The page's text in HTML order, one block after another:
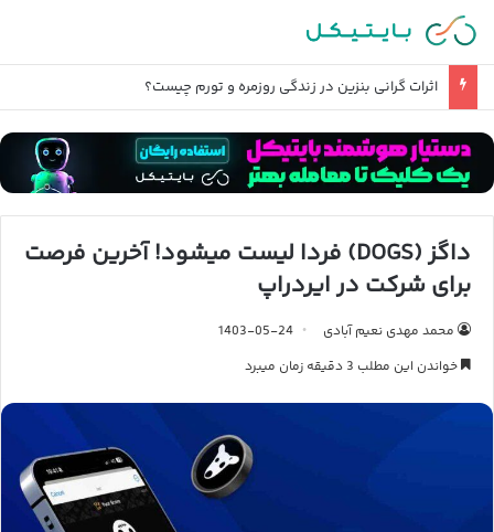
اثرات گرانی بنزین در زندگی روزمره و تورم چیست؟
داگز (DOGS) فردا لیست میشود! آخرین فرصت
برای شرکت در ایردراپ
محمد مهدی نعیم آبادی
1403-05-24
خواندن این مطلب 3 دقیقه زمان میبرد